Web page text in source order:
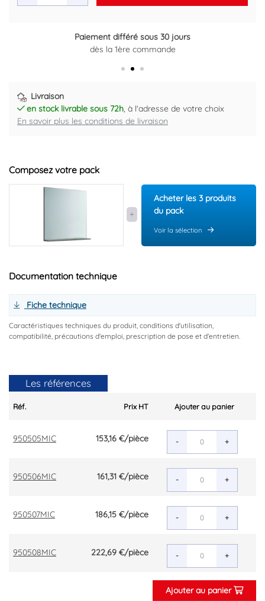
Paiement différé sous 30 jours
dès la 1ère commande
Retour gratuit sous 14 jours
Plus d'informations ici
Livraison
en stock livrable sous 72h, à l'adresse de votre choix
En savoir plus les conditions de livraison
Composez votre pack
Acheter les 3 produits
du pack
Voir la sélection
Documentation technique
Fiche technique
Caractéristiques techniques du produit, conditions d'utilisation,
compatibilité, précautions d'emploi, prescription de pose et d'entretien.
Les références
Réf. Prix HT Ajouter au panier
950505MIC 153,16 €/pièce - +
950506MIC 161,31 €/pièce - +
950507MIC 186,15 €/pièce - +
950508MIC 222,69 €/pièce - +
Ajouter au panier